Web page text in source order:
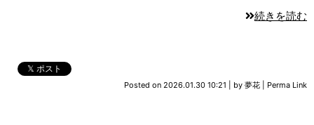
続きを読む
𝕏 ポスト
Posted on 2026.01.30 10:21 by 夢花 Perma Link